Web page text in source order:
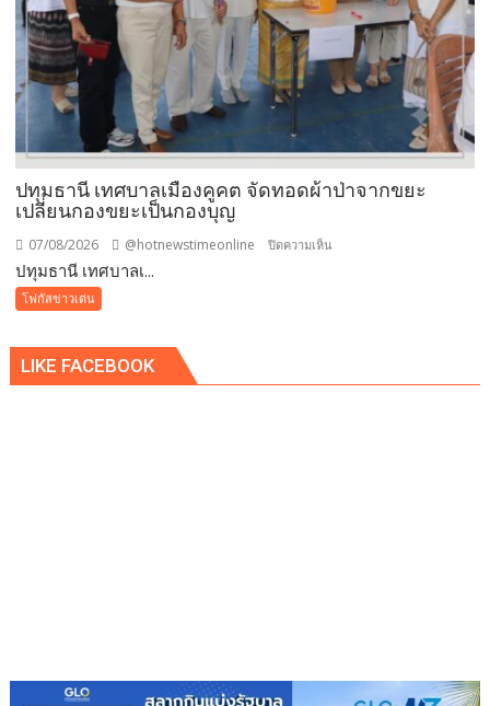
ประกาศ
ปฏิเสธ
รับ
ซื้อ
ขั้น
ต่ำ
ปทุมธานี เทศบาลเมืองคูคต จัดทอดผ้าป่าจากขยะ
เปลี่ยนกองขยะเป็นกองบุญ
07/08/2026 @hotnewstimeonline ปิดความเห็น
ทอด
ปทุมธานี เทศบาลเ...
โฟกัสข่าวเด่น
LIKE FACEBOOK